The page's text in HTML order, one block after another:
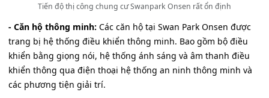
Tiến độ thị công chung cư Swanpark Onsen rất ổn định
- Căn hộ thông minh: Các căn hộ tại Swan Park Onsen được
trang bị hệ thống điều khiển thông minh. Bao gồm bộ điều
khiển bằng giọng nói, hệ thống ánh sáng và âm thanh điều
khiển thông qua điện thoại hệ thống an ninh thông minh và
các phương tiện giải trí.